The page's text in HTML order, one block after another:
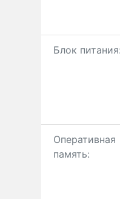
Блок питания:
Оперативная
память: